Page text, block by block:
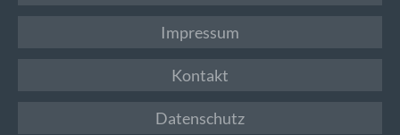
Impressum
Kontakt
Datenschutz